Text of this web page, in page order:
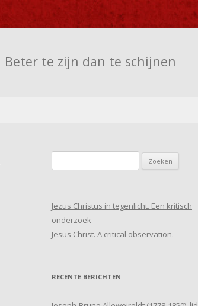
Beter te zijn dan te schijnen
naar:
Jezus Christus in tegenlicht. Een kritisch
onderzoek
Jesus Christ. A critical observation.
RECENTE BERICHTEN